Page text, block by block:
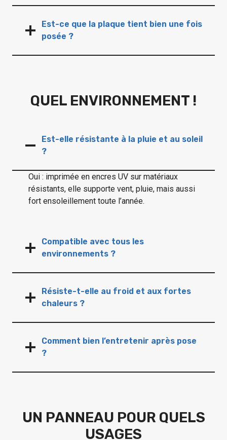
Est-ce que la plaque tient bien une fois
posée ?
QUEL ENVIRONNEMENT !
Est-elle résistante à la pluie et au soleil
?
Oui : imprimée en encres UV sur matériaux
résistants, elle supporte vent, pluie, mais aussi
fort ensoleillement toute l’année.
Compatible avec tous les
environnements ?
Résiste-t-elle au froid et aux fortes
chaleurs ?
Comment bien l’entretenir après pose
?
UN PANNEAU POUR QUELS
USAGES